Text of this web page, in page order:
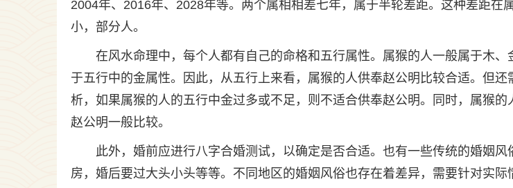
2004年、2016年、2028年等。两个属相相差七年，属于半轮差距。这种差距在
小，部分人。
在风水命理中，每个人都有自己的命格和五行属性。属猴的人一般属于木、
于五行中的金属性。因此，从五行上来看，属猴的人供奉赵公明比较合适。但还
析，如果属猴的人的五行中金过多或不足，则不适合供奉赵公明。同时，属猴的
赵公明一般比较。
此外，婚前应进行八字合婚测试，以确定是否合适。也有一些传统的婚姻风
房，婚后要过大头小头等等。不同地区的婚姻风俗也存在着差异，需要针对实